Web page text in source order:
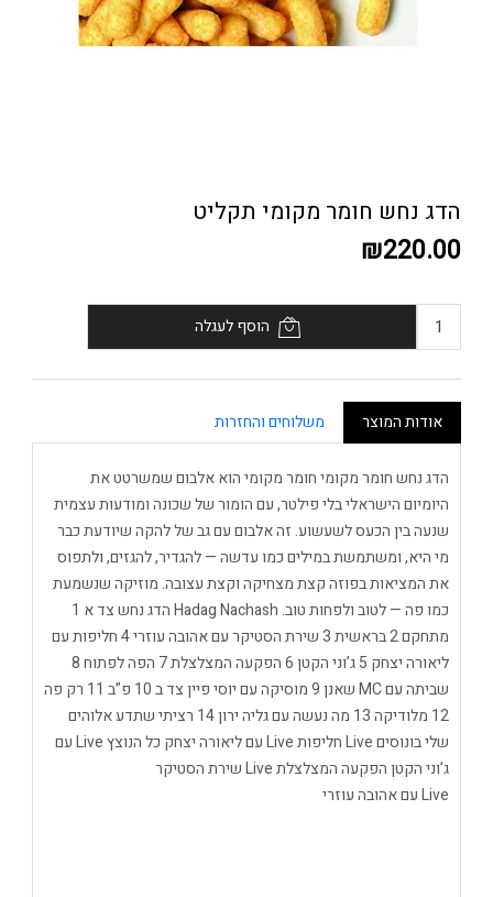
הדג נחש חומר מקומי תקליט
₪220.00
הוסף לעגלה
אודות המוצר משלוחים והחזרות
הדג נחש חומר מקומי חומר מקומי הוא אלבום שמשרטט את
היומיום הישראלי בלי פילטר, עם הומור של שכונה ומודעות עצמית
שנעה בין הכעס לשעשוע. זה אלבום עם גב של להקה שיודעת כבר
מי היא, ומשתמשת במילים כמו עדשה — להגדיר, להגזים, ולתפוס
את המציאות בפוזה קצת מצחיקה וקצת עצובה. מוזיקה שנשמעת
כמו פה — לטוב ולפחות טוב. Hadag Nachash הדג נחש צד א 1
מתחקם 2 בראשית 3 שירת הסטיקר עם אהובה עוזרי 4 חליפות עם
ליאורה יצחק 5 ג’וני הקטן 6 הפקעה המצלצלת 7 הפה לפתוח 8
שביתה עם MC שאנן 9 מוסיקה עם יוסי פיין צד ב 10 פ”ב 11 רק פה
12 מלודיקה 13 מה נעשה עם גליה ירון 14 רציתי שתדע אלוהים
שלי בונוסים Live חליפות Live עם ליאורה יצחק כל הנוצץ Live עם
ג’וני הקטן הפקעה המצלצלת Live שירת הסטיקר
Live עם אהובה עוזרי